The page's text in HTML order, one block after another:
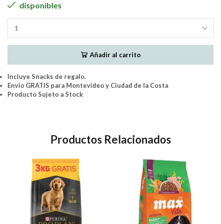
disponibles
Raza
Y
Añadir al carrito
Incluye Snacks de regalo.
Envío GRATIS para Montevideo y Ciudad de la Costa
Producto Sujeto a Stock
Productos Relacionados